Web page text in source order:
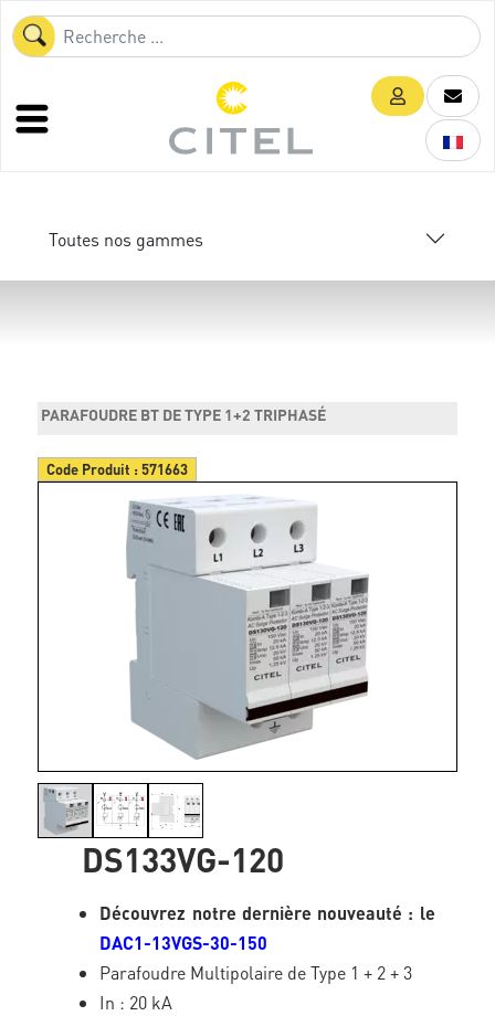
Toutes nos gammes
PARAFOUDRE BT DE TYPE 1+2 TRIPHASÉ
Code Produit :571663
DS133VG-120
Découvrez notre dernière nouveauté : le
DAC1-13VGS-30-150
Parafoudre Multipolaire de Type 1 + 2 + 3
In : 20 kA